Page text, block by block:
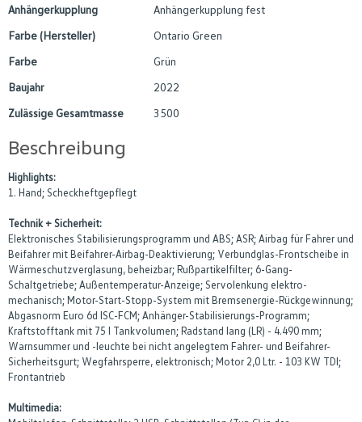
Anhängerkupplung
Anhängerkupplung fest
Farbe (Hersteller)
Ontario Green
Farbe
Grün
Baujahr
2022
Zulässige Gesamtmasse
3500
Beschreibung
Highlights:
1. Hand; Scheckheftgepflegt
Technik + Sicherheit:
Elektronisches Stabilisierungsprogramm und ABS; ASR; Airbag für Fahrer und
Beifahrer mit Beifahrer-Airbag-Deaktivierung; Verbundglas-Frontscheibe in
Wärmeschutzverglasung, beheizbar; Rußpartikelfilter; 6-Gang-
Schaltgetriebe; Außentemperatur-Anzeige; Servolenkung elektro-
mechanisch; Motor-Start-Stopp-System mit Bremsenergie-Rückgewinnung;
Abgasnorm Euro 6d ISC-FCM; Anhänger-Stabilisierungs-Programm;
Kraftstofftank mit 75 l Tankvolumen; Radstand lang (LR) - 4.490 mm;
Warnsummer und -leuchte bei nicht angelegtem Fahrer- und Beifahrer-
Sicherheitsgurt; Wegfahrsperre, elektronisch; Motor 2,0 Ltr. - 103 KW TDI;
Frontantrieb
Multimedia: